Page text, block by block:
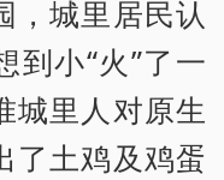
，城里居民认
到小“火”了一
城里人对原生
了土鸡及鸡蛋